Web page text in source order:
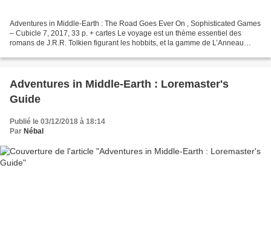
Adventures in Middle-Earth : The Road Goes Ever On , Sophisticated Games
– Cubicle 7, 2017, 33 p. + cartes Le voyage est un thème essentiel des
romans de J.R.R. Tolkien figurant les hobbits, et la gamme de L’Anneau
Adventures in Middle-Earth : Loremaster's
Guide
Publié le 03/12/2018 à 18:14
Par Nébal